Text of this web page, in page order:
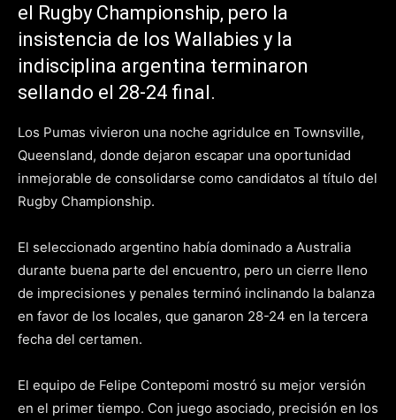
el Rugby Championship, pero la
insistencia de los Wallabies y la
indisciplina argentina terminaron
sellando el 28-24 final.
Los Pumas vivieron una noche agridulce en Townsville,
Queensland, donde dejaron escapar una oportunidad
inmejorable de consolidarse como candidatos al título del
Rugby Championship.
El seleccionado argentino había dominado a Australia
durante buena parte del encuentro, pero un cierre lleno
de imprecisiones y penales terminó inclinando la balanza
en favor de los locales, que ganaron 28-24 en la tercera
fecha del certamen.
El equipo de Felipe Contepomi mostró su mejor versión
en el primer tiempo. Con juego asociado, precisión en los